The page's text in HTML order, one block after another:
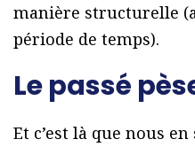
manière structurelle
période de temps).
Le passé
Et c’est là que nous